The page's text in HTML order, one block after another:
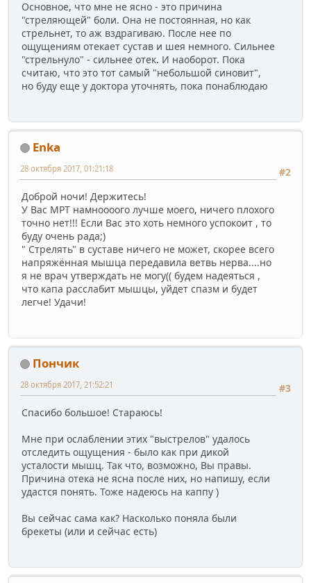
Основное, что мне не ясно - это причина
"стреляющей" боли. Она не постоянная, но как
стрельнет, то аж вздрагиваю. После нее по
ощущениям отекает сустав и шея немного. Сильнее
"стрельнуло" - сильнее отек. И наоборот. Пока
считаю, что это тот самый "небольшой синовит",
но буду еще у доктора уточнять, пока понаблюдаю
Enka
#2
28 октября 2017, 01:21:18
Доброй ночи! Держитесь!
У Вас МРТ намноооого лучше моего, ничего плохого
точно нет!!! Если Вас это хоть немного успокоит , то
буду очень рада;)
" Стрелять" в суставе ничего не может, скорее всего
напряжённая мышца передавила ветвь нерва....но
я не врач утверждать не могу(( будем надеяться ,
что капа расслабит мышцы, уйдет спазм и будет
легче! Удачи!
Пончик
#3
28 октября 2017, 21:52:21
Спасибо большое! Стараюсь!
Мне при ослаблении этих "выстрелов" удалось
отследить ощущения - было как при дикой
усталости мышц. Так что, возможно, Вы правы.
Причина отека не ясна после них, но напишу, если
удастся понять. Тоже надеюсь на каппу )
Вы сейчас сама как? Насколько поняла были
брекеты (или и сейчас есть)